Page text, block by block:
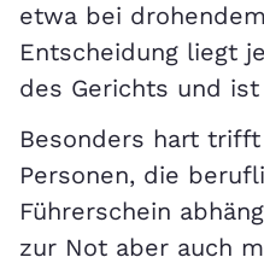
etwa bei
Entscheidung liegt
des Gerichts und
Besonders hart
Personen, die
Führerschein
zur Not aber auch